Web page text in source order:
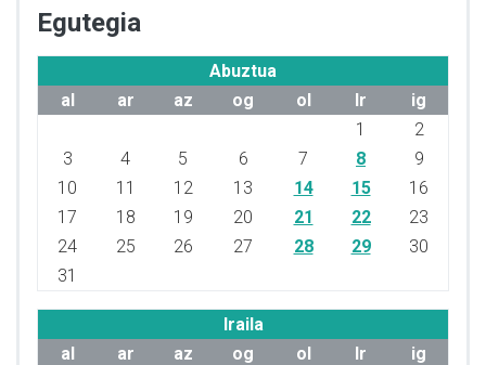
Egutegia
Abuztua
al
ar az og ol lr
ig
1
2
3
4 5 6 7 8
9
10
11 12 13 14 15
16
17
18 19 20 21 22
23
24
25 26 27 28 29
30
31
Iraila
al
ar az og ol lr
ig